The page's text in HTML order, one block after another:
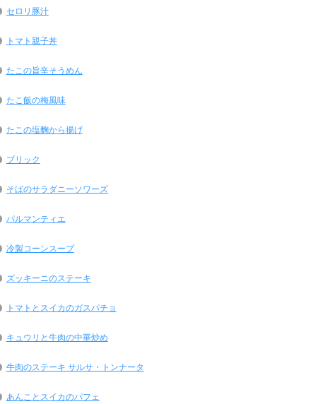
セロリ豚汁
トマト親子丼
たこの旨辛そうめん
たこ飯の梅風味
たこの塩麴から揚げ
ブリック
そばのサラダニーソワーズ
パルマンティエ
冷製コーンスープ
ズッキーニのステーキ
トマトとスイカのガスパチョ
キュウリと牛肉の中華炒め
牛肉のステーキ サルサ・トンナータ
あんことスイカのパフェ